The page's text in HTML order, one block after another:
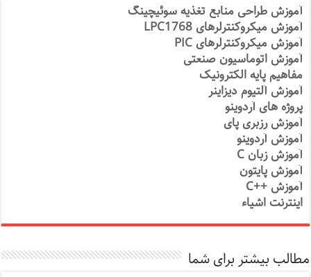
آموزش طراحی منابع تغذیه سوئیچینگ
آموزش میکروکنترلرهای LPC1768
آموزش میکروکنترلرهای PIC
آموزش اتوماسیون صنعتی
مفاهیم پایه الکترونیک
آموزش آلتیوم دیزاینر
پروژه های آردوینو
آموزش رزبری پای
آموزش آردوینو
آموزش زبان C
آموزش پایتون
آموزش ++C
اینترنت اشیاء
مطالب بیشتر برای شما